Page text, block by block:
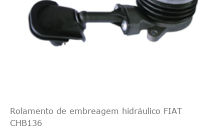
Rolamento de embreagem hidráulico FIAT
CHB136